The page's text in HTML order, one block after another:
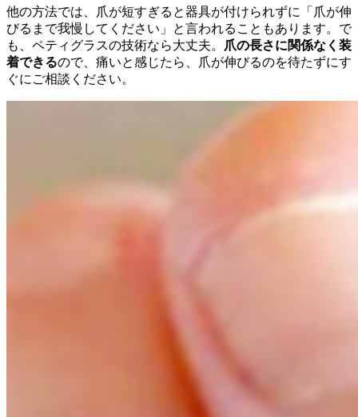
他の方法では、爪が短すぎると器具が付けられずに「爪が伸
びるまで我慢してください」と言われることもあります。で
も、ペティグラスの技術なら大丈夫。
爪の長さに関係なく装
着できるので、痛いと感じたら、爪が伸びるのを待たずにす
ぐにご相談ください。